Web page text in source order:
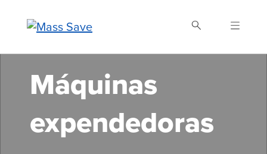
content
Buscar Mass Save
Máquinas
expendedoras